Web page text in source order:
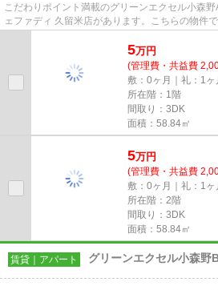
こだわりポイント満載のグリーンエクセル小森
ェファディ 久留米店があります。こちらの物件
いただけます。通風良好な物...
5万円
(管理費・共益費
敷：0ヶ月｜礼：1ヶ
所在階：1階
間取り：3DK
面積：58.84㎡
5万円
(管理費・共益費
敷：0ヶ月｜礼：1ヶ
所在階：2階
間取り：3DK
面積：58.84㎡
賃貸｜アパート グリーンエクセル小森野